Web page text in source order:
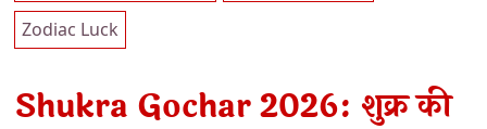
Zodiac Luck
Shukra Gochar 2026: शुक्र की